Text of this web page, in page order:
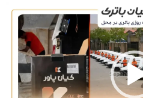
نمایشگر
ویدیو